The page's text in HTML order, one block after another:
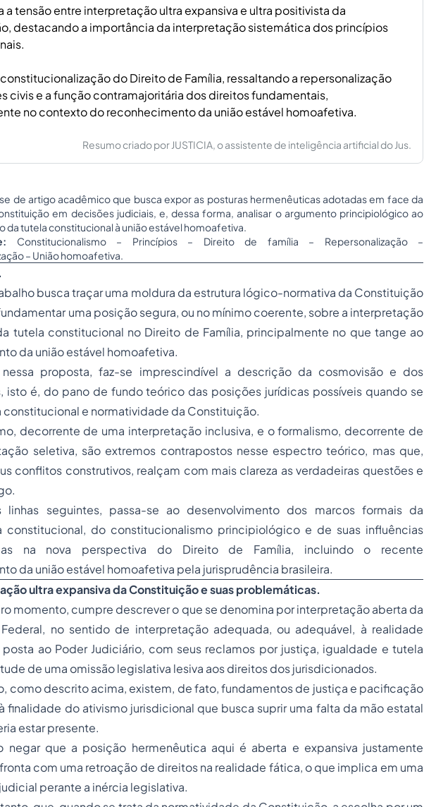
a tensão entre interpretação ultra expansiva e ultra positivista da
destacando a importância da interpretação sistemática dos princípios
do Direito de Família, ressaltando a repersonalização
civis e a função contramajoritária dos direitos fundamentais,
no contexto do reconhecimento da união estável homoafetiva.
Resumo criado por JUSTICIA, o assistente de inteligência artificial do Jus.
de artigo acadêmico que busca expor as posturas hermenêuticas adotadas em face da
em decisões judiciais, e, dessa forma, analisar o argumento principiológico ao
da tutela constitucional à união estável homoafetiva.
Constitucionalismo – Princípios – Direito de família – Repersonalização –
– União homoafetiva.
busca traçar uma moldura da estrutura lógico-normativa da Constituição
uma posição segura, ou no mínimo coerente, sobre a interpretação
tutela constitucional no Direito de Família, principalmente no que tange ao
da união estável homoafetiva.
proposta, faz-se imprescindível a descrição da cosmovisão e dos
isto é, do pano de fundo teórico das posições jurídicas possíveis quando se
e normatividade da Constituição.
decorrente de uma interpretação inclusiva, e o formalismo, decorrente de
seletiva, são extremos contrapostos nesse espectro teórico, mas que,
conflitos construtivos, realçam com mais clareza as verdadeiras questões e
linhas seguintes, passa-se ao desenvolvimento dos marcos formais da
constitucional, do constitucionalismo principiológico e de suas influências
na nova perspectiva do Direito de Família, incluindo o recente
da união estável homoafetiva pela jurisprudência brasileira.
ultra expansiva da Constituição e suas problemáticas.
momento, cumpre descrever o que se denomina por interpretação aberta da
no sentido de interpretação adequada, ou adequável, à realidade
ao Poder Judiciário, com seus reclamos por justiça, igualdade e tutela
de uma omissão legislativa lesiva aos direitos dos jurisdicionados.
como descrito acima, existem, de fato, fundamentos de justiça e pacificação
finalidade do ativismo jurisdicional que busca suprir uma falta da mão estatal
estar presente.
negar que a posição hermenêutica aqui é aberta e expansiva justamente
com uma retroação de direitos na realidade fática, o que implica em uma
perante a inércia legislativa.